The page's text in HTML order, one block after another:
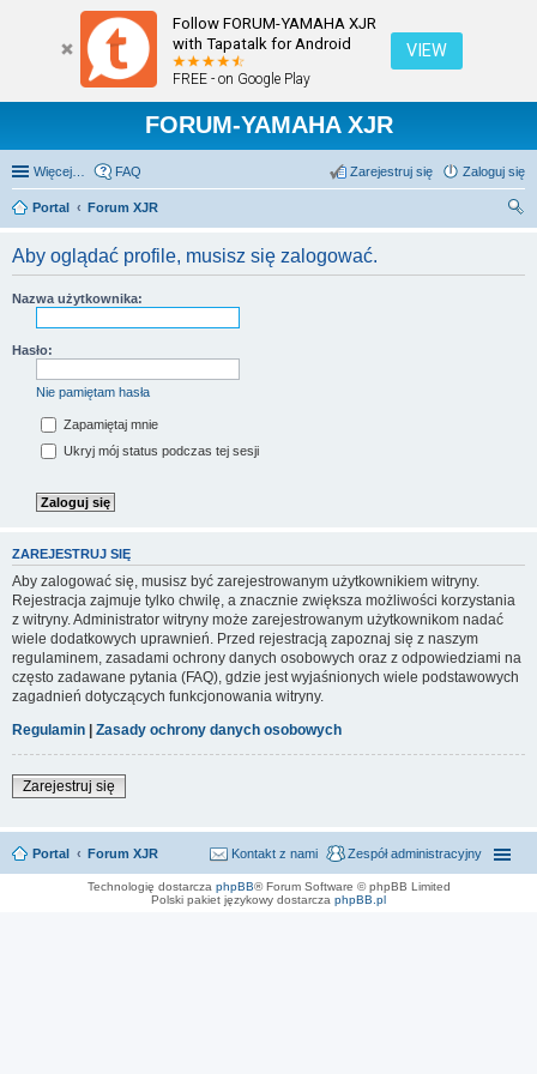
Follow FORUM-YAMAHA XJR
with Tapatalk for Android
FREE - on Google Play
VIEW
FORUM-YAMAHA XJR
Więcej… FAQ Zaloguj się
Zarejestruj się
Portal
Forum XJR
Aby oglądać profile, musisz się zalogować.
Nazwa użytkownika:
Hasło:
Nie pamiętam hasła
Zapamiętaj mnie
Ukryj mój status podczas tej sesji
ZAREJESTRUJ SIĘ
Aby zalogować się, musisz być zarejestrowanym użytkownikiem witryny.
Rejestracja zajmuje tylko chwilę, a znacznie zwiększa możliwości korzystania
z witryny. Administrator witryny może zarejestrowanym użytkownikom nadać
wiele dodatkowych uprawnień. Przed rejestracją zapoznaj się z naszym
regulaminem, zasadami ochrony danych osobowych oraz z odpowiedziami na
często zadawane pytania (FAQ), gdzie jest wyjaśnionych wiele podstawowych
zagadnień dotyczących funkcjonowania witryny.
Regulamin
Zasady ochrony danych osobowych
Zarejestruj się
Portal Forum XJR Zespół administracyjny
Kontakt z nami
Technologię dostarcza phpBB® Forum Software © phpBB Limited
Polski pakiet językowy dostarcza phpBB.pl